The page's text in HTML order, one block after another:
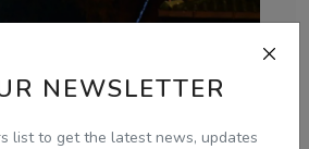
NEWSLETTER
list to get the latest news, updates